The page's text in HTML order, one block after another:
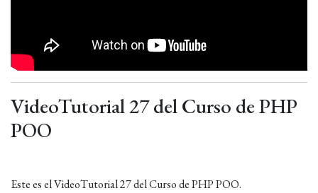
VideoTutorial 27 del Curso de PHP
POO
Este es el VideoTutorial 27 del Curso de PHP POO.